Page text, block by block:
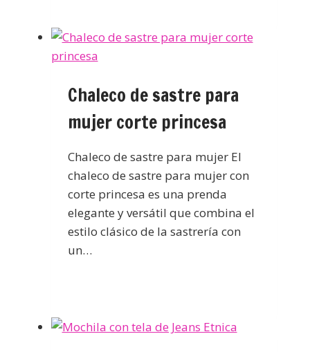
Chaleco de sastre para
mujer corte princesa
Chaleco de sastre para mujer El
chaleco de sastre para mujer con
corte princesa es una prenda
elegante y versátil que combina el
estilo clásico de la sastrería con
un…